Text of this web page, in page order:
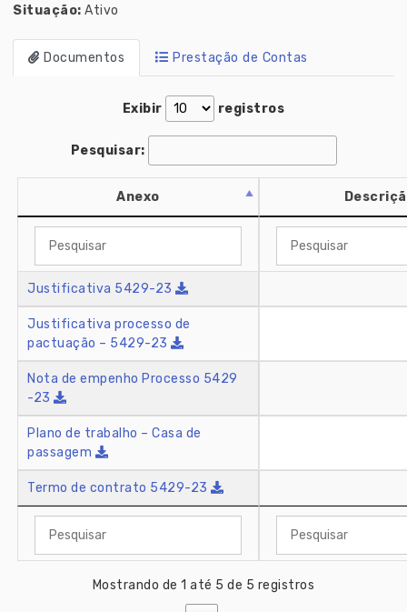
Situação: Ativo
Documentos Prestação de Contas
Exibir registros
Pesquisar:
Anexo
Justificativa 5429-23
Justificativa processo de
pactuação – 5429-23
Nota de empenho Processo 5429
-23
Plano de trabalho – Casa de
passagem
Termo de contrato 5429-23
Mostrando de 1 até 5 de 5 registros